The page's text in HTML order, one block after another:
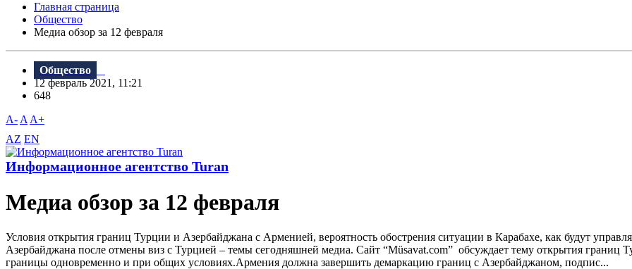
Главная страница
Общество
Meдиа обзор за 12 февраля
Общество
12 февраль 2021, 11:21
648
A- A A+
AZ EN
Информационное агентство Turan
Meдиа обзор за 12 февраля
Условия открытия границ Турции и Азербайджана с Арменией, вероятность обострения ситуации в Карабахе, как будут
Азербайджана после отмены виз с Турцией – темы сегодняшней медиа. Сайт “Müsavat.com” обсуждает тему открытия
границы одновременно и при общих условиях.Армения должна завершить демаркацию границ с Азербайджаном, подпис...